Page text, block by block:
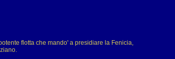
flotta che mando' a presidiare la Fenicia,